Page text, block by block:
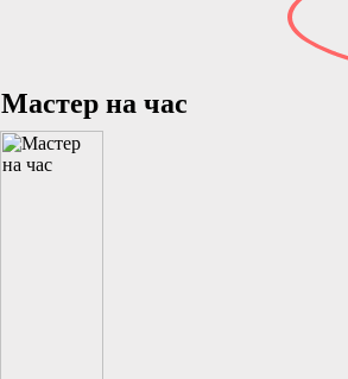
Мастер на час